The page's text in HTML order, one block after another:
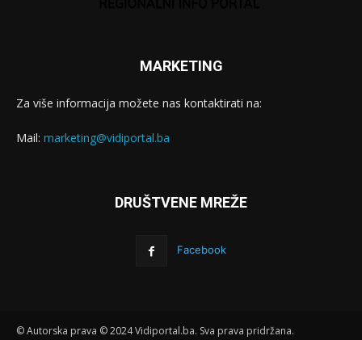
MARKETING
Za više informacija možete nas kontaktirati na:
Mail: marketing@vidiportal.ba
DRUŠTVENE MREŽE
Facebook
© Autorska prava © 2024 Vidiportal.ba. Sva prava pridržana.